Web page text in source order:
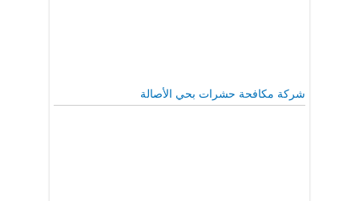
شركة مكافحة حشرات بحي الأصالة